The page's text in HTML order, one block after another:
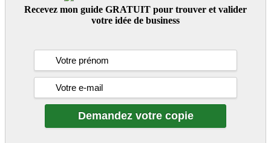
Recevez mon guide GRATUIT pour trouver et valider
votre idée de business